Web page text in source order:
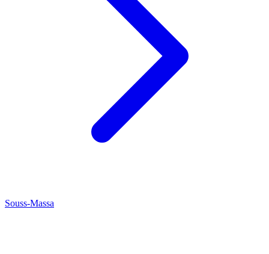
Souss-Massa